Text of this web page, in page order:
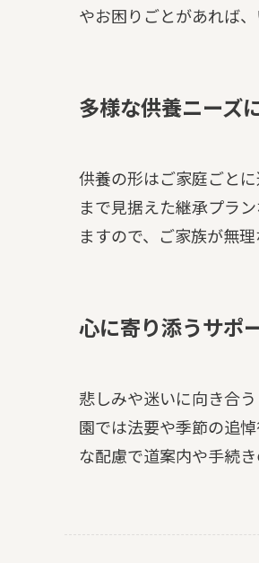
やお困りごとがあれば
多様な供養ニーズ
供養の形はご家庭ごと
まで見据えた継承プラ
ますので、ご家族が無
心に寄り添うサポ
悲しみや迷いに向き合
園では法要や季節の追
な配慮で道案内や手続